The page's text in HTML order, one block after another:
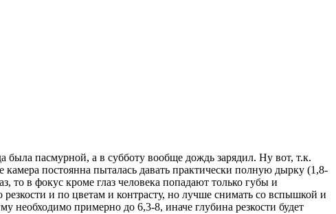
пасмурной, а в субботу вообще дождь зарядил. Ну вот, т.к.
постоянна пыталась давать практически полную дырку (1,8-
то в фокус кроме глаз человека попадают только губы и
и по цветам и контрасту, но лучше снимать со вспышкой и
необходимо примерно до 6,3-8, иначе глубина резкости будет